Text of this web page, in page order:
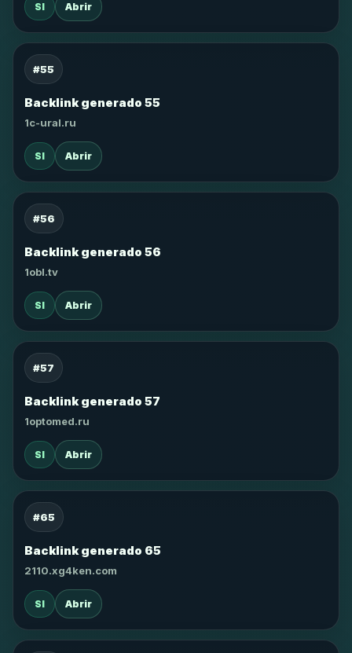
SI Abrir
#55
Backlink generado 55
1c-ural.ru
SI Abrir
#56
Backlink generado 56
1obl.tv
SI Abrir
#57
Backlink generado 57
1optomed.ru
SI Abrir
#65
Backlink generado 65
2110.xg4ken.com
SI Abrir